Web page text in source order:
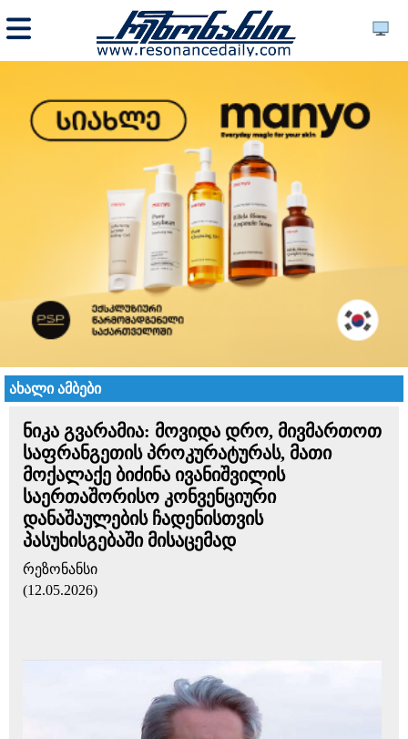
ახალი ამბები
ნიკა გვარამია: მოვიდა დრო, მივმართოთ
საფრანგეთის პროკურატურას, მათი
მოქალაქე ბიძინა ივანიშვილის
საერთაშორისო კონვენციური
დანაშაულების ჩადენისთვის
პასუხისგებაში მისაცემად
რეზონანსი
(12.05.2026)